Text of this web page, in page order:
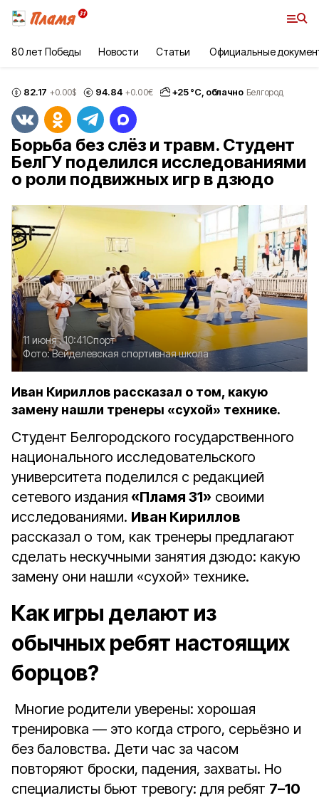
80 лет Победы Новости Статьи Официальные
82.17 +0.00$ 94.84 +0.00€ +25°С, облачно Белгород
Борьба без слёз и травм. Студент
БелГУ поделился исследованиями
о роли подвижных игр в дзюдо
11 июня , 10:41Спорт
Фото:Вейделевская спортивная школа
Иван Кириллов рассказал о том, какую
замену нашли тренеры «сухой» технике.
Студент Белгородского государственного
национального исследовательского
университета поделился с редакцией
сетевого издания «Пламя 31» своими
исследованиями. Иван Кириллов
рассказал о том, как тренеры предлагают
сделать нескучными занятия дзюдо: какую
замену они нашли «сухой» технике.
Как игры делают из
обычных ребят настоящих
борцов?
Многие родители уверены: хорошая
тренировка — это когда строго, серьёзно и
без баловства. Дети час за часом
повторяют броски, падения, захваты. Но
специалисты бьют тревогу: для ребят 7–10